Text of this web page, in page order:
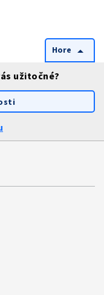
Hore arrow_drop_up
užitočné?